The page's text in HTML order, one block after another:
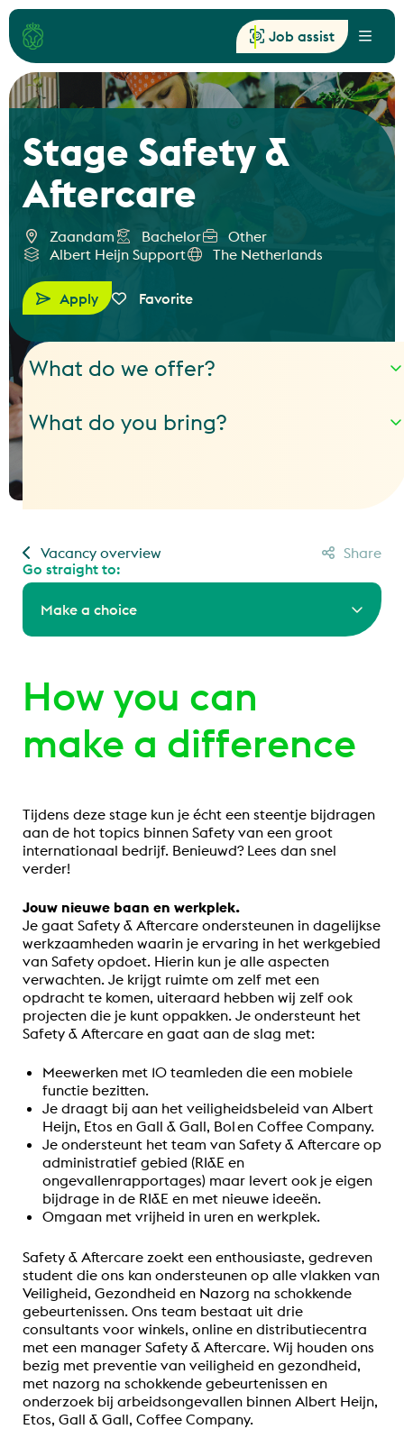
Job assist Menu
Stage Safety &
Aftercare
Zaandam Bachelor
Other
Albert Heijn Support
The Netherlands
Apply Favorite
What do we offer?
What do you bring?
Go straight to:
Vacancy overview Share
Make a choice
How you can
make a difference
Tijdens deze stage kun je écht een steentje bijdragen
aan de hot topics binnen Safety van een groot
internationaal bedrijf. Benieuwd? Lees dan snel
verder!
Jouw nieuwe baan en werkplek.
Je gaat Safety & Aftercare ondersteunen in dagelijkse
werkzaamheden waarin je ervaring in het werkgebied
van Safety opdoet. Hierin kun je alle aspecten
verwachten. Je krijgt ruimte om zelf met een
opdracht te komen, uiteraard hebben wij zelf ook
projecten die je kunt oppakken. Je ondersteunt het
Safety & Aftercare en gaat aan de slag met:
Meewerken met 10 teamleden die een mobiele
functie bezitten.
Je draagt bij aan het veiligheidsbeleid van Albert
Heijn, Etos en Gall & Gall, Bol en Coffee Company.
Je ondersteunt het team van Safety & Aftercare op
administratief gebied (RI&E en
ongevallenrapportages) maar levert ook je eigen
bijdrage in de RI&E en met nieuwe ideeën.
Omgaan met vrijheid in uren en werkplek.
Safety & Aftercare zoekt een enthousiaste, gedreven
student die ons kan ondersteunen op alle vlakken van
Veiligheid, Gezondheid en Nazorg na schokkende
gebeurtenissen. Ons team bestaat uit drie
consultants voor winkels, online en distributiecentra
met een manager Safety & Aftercare. Wij houden ons
bezig met preventie van veiligheid en gezondheid,
met nazorg na schokkende gebeurtenissen en
onderzoek bij arbeidsongevallen binnen Albert Heijn,
Etos, Gall & Gall, Coffee Company.